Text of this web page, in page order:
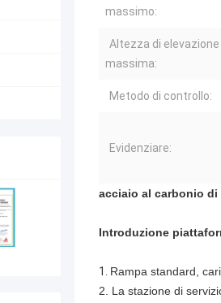
massimo:
Altezza di elevazione
massima:
Metodo di controllo:
Evidenziare:
acciaio al carbonio di
Introduzione
1. Rampa standard,
2. La stazione di